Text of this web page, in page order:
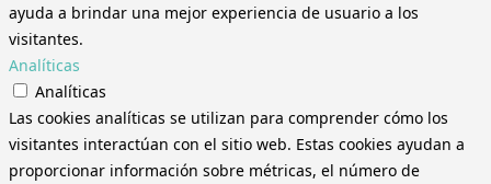
ayuda a brindar una mejor experiencia de usuario a los
visitantes.
Analíticas
Analíticas
Las cookies analíticas se utilizan para comprender cómo los
visitantes interactúan con el sitio web. Estas cookies ayudan a
proporcionar información sobre métricas, el número de